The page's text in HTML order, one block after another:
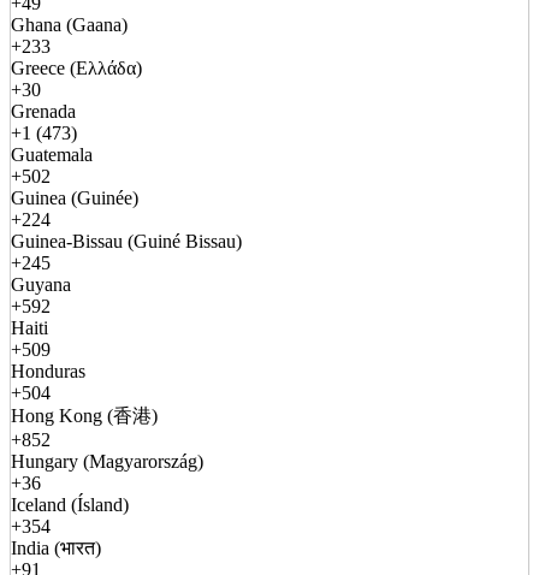
Ghana (Gaana)
+233
Greece (Ελλάδα)
+30
Grenada
+1 (473)
Guatemala
+502
Guinea (Guinée)
+224
Guinea-Bissau (Guiné Bissau)
+245
Guyana
+592
Haiti
+509
Honduras
+504
Hong Kong (香港)
+852
Hungary (Magyarország)
+36
Iceland (Ísland)
+354
India (भारत)
+91